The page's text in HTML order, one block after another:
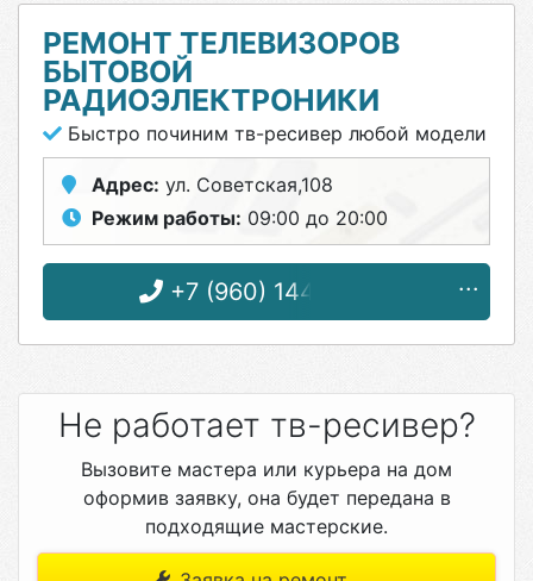
РЕМОНТ ТЕЛЕВИЗОРОВ
БЫТОВОЙ
РАДИОЭЛЕКТРОНИКИ
Быстро починим тв-ресивер любой модели
Адрес: ул. Советская,108
Режим работы: 09:00 до 20:00
+7 (960) 144-57-03
Не работает тв-ресивер?
Вызовите мастера или курьера на дом
оформив заявку, она будет передана в
подходящие мастерские.